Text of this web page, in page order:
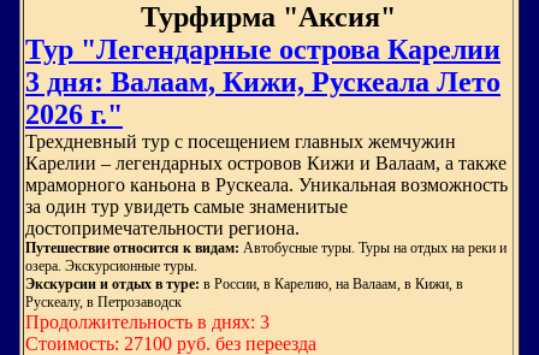
Турфирма "Аксия"
Тур "Легендарные острова Карелии
3 дня: Валаам, Кижи, Рускеала Лето
2026 г."
Трехдневный тур с посещением главных жемчужин
Карелии – легендарных островов Кижи и Валаам, а также
мраморного каньона в Рускеала. Уникальная возможность
за один тур увидеть самые знаменитые
достопримечательности региона.
Путешествие относится к видам: Автобусные туры. Туры на отдых на реки и
озера. Экскурсионные туры.
Экскурсии и отдых в туре: в России, в Карелию, на Валаам, в Кижи, в
Рускеалу, в Петрозаводск
Продолжительность в днях: 3
Стоимость: 27100 руб. без переезда